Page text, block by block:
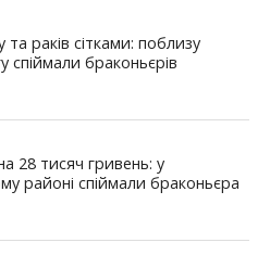
раків сітками: поблизу
спіймали браконьєрів
28 тисяч гривень: у
районі спіймали браконьєра